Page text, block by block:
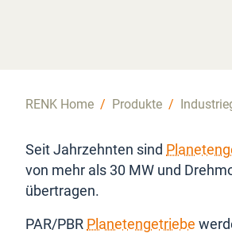
RENK Home / Produkte /
Seit Jahrzehnten sind
von mehr als 30 MW und
übertragen.
PAR/PBR Planetengetriebe